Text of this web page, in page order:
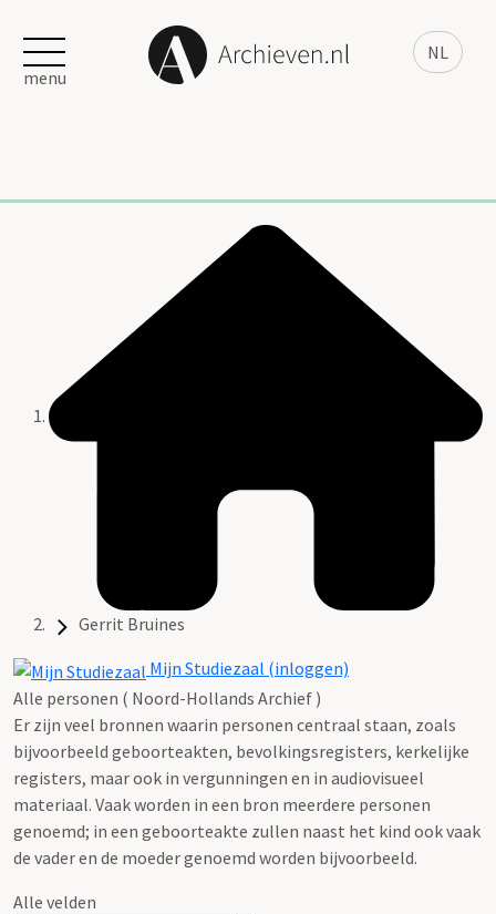
NL
menu
Gerrit Bruines
Mijn Studiezaal (inloggen)
Alle personen ( Noord-Hollands Archief )
Er zijn veel bronnen waarin personen centraal staan, zoals
bijvoorbeeld geboorteakten, bevolkingsregisters, kerkelijke
registers, maar ook in vergunningen en in audiovisueel
materiaal. Vaak worden in een bron meerdere personen
genoemd; in een geboorteakte zullen naast het kind ook vaak
de vader en de moeder genoemd worden bijvoorbeeld.
Alle velden